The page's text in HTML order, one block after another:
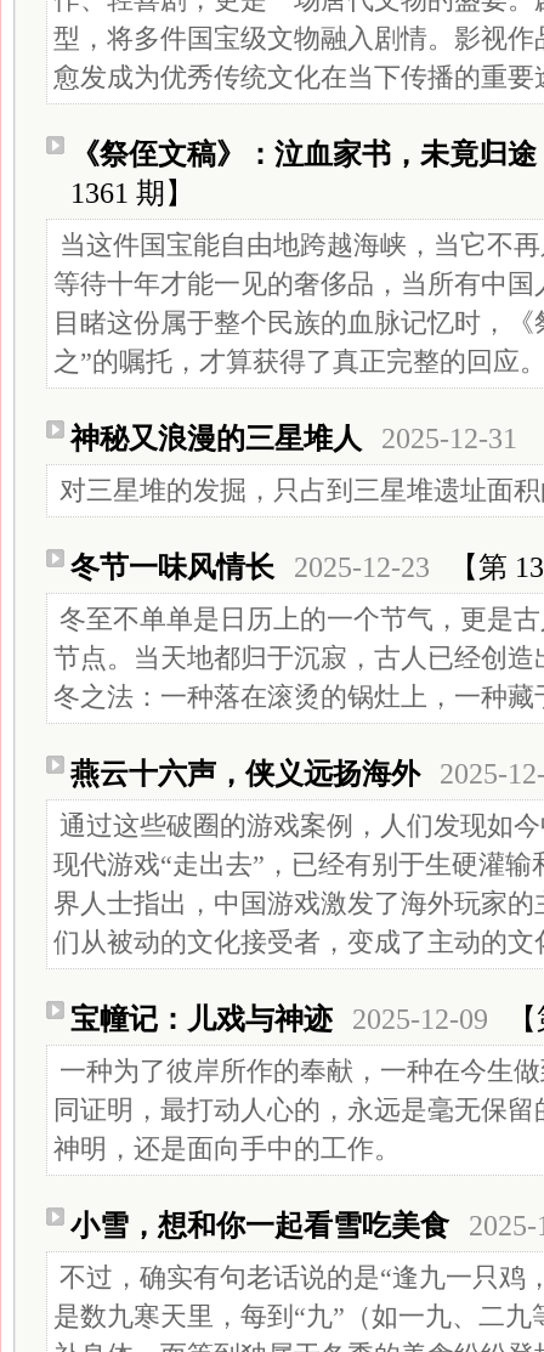
型，将多件国宝级文物融入剧情。影视
愈发成为优秀传统文化在当下传播的重要
《祭侄文稿》：泣血家书，未竟归途
1361 期】
当这件国宝能自由地跨越海峡，当它不
等待十年才能一见的奢侈品，当所有中
目睹这份属于整个民族的血脉记忆时，
之”的嘱托，才算获得了真正完整的回应
神秘又浪漫的三星堆人 2025-12-31
对三星堆的发掘，只占到三星堆遗址面
冬节一味风情长 2025-12-23 【第
冬至不单单是日历上的一个节气，更是
节点。当天地都归于沉寂，古人已经创
冬之法：一种落在滚烫的锅灶上，一种藏
燕云十六声，侠义远扬海外 2025-
通过这些破圈的游戏案例，人们发现如
现代游戏“走出去”，已经有别于生硬灌
界人士指出，中国游戏激发了海外玩家
们从被动的文化接受者，变成了主动的
宝幢记：儿戏与神迹 2025-12-09
一种为了彼岸所作的奉献，一种在今生
同证明，最打动人心的，永远是毫无保
神明，还是面向手中的工作。
小雪，想和你一起看雪吃美食
不过，确实有句老话说的是“逢九一只鸡
是数九寒天里，每到“九”（如一九、二